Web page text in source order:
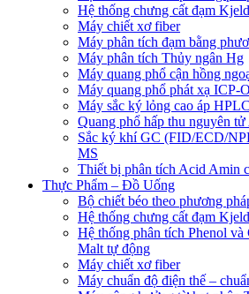
Hệ thống chưng cất đạm
Máy chiết xơ fiber
Máy phân tích đạm bằng
Máy phân tích Thủy ngân Hg
Máy quang phổ cận hồng
Máy quang phổ phát xạ ICP-
Máy sắc ký lỏng cao áp
Quang phổ hấp thu nguyên
Sắc ký khí GC (FID/ECD/
MS
Thiết bị phân tích Acid Amin
Thực Phẩm – Đồ Uống
Bộ chiết béo theo phương
Hệ thống chưng cất đạm
Hệ thống phân tích Phenol và
Malt tự động
Máy chiết xơ fiber
Máy chuẩn độ điện thế –